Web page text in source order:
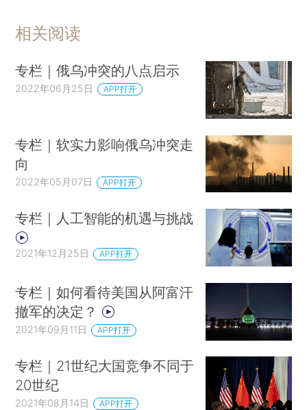
相关阅读
专栏｜俄乌冲突的八点启示
2022年06月25日 APP打开
专栏｜软实力影响俄乌冲突走
向
2022年05月07日 APP打开
专栏｜人工智能的机遇与挑战
2021年12月25日 APP打开
专栏｜如何看待美国从阿富汗
撤军的决定？
2021年09月11日 APP打开
专栏｜21世纪大国竞争不同于
20世纪
2021年08月14日 APP打开